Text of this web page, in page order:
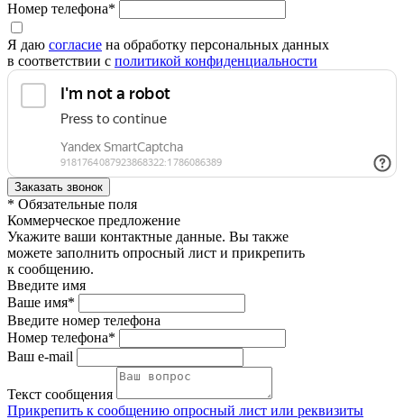
Номер телефона*
Я даю согласие на обработку персональных данных
в соответствии с политикой конфиденциальности
* Обязательные поля
Коммерческое предложение
Укажите ваши контактные данные. Вы также
можете заполнить опросный лист и прикрепить
к сообщению.
Введите имя
Ваше имя*
Введите номер телефона
Номер телефона*
Ваш e-mail
Текст сообщения
Прикрепить к сообщению опросный лист или реквизиты